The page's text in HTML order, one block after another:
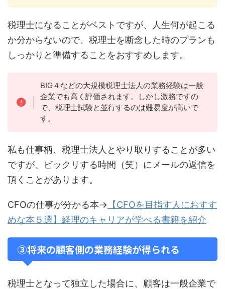
税理士になることがベストですが、人生何が起こる
か分からないので、税理士を断念した時のプランも
しっかりと準備することをおすすめします。
BIG４などの大規模税理士法人の業務経験は一般
企業でも高く評価されます。しかし激務ですの
で、税理士試験と並行するのは難易度が高いで
す。
私も仕事柄、税理士法人とやり取りすることが多い
ですが、ビックリする時間（笑）にメールの返信を
頂くことがあります。
CFOの仕事が分かる本→ 【CFOを目指す人におすす
めな本５選】経理のキャリアが学べる書籍を紹介
③将来の顧客側の業務経験が得られる
税理士となって独立した場合に、顧客は一般企業で